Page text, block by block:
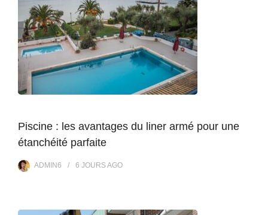
Piscine : les avantages du liner armé pour une
étanchéité parfaite
ADMIN6 6 JOURSAGO